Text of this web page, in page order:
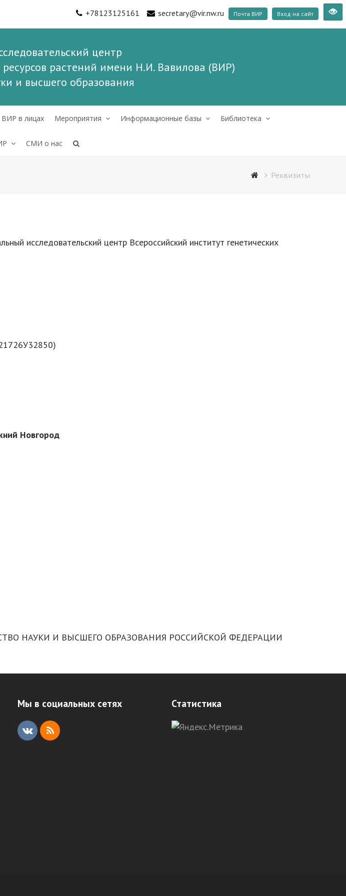
+78123125161 secretary@vir.nw.ru Почта ВИР Вход на сайт
центр
ресурсов растений имени Н.И. Вавилова (ВИР)
и высшего образования
ВИР в лицах Мероприятия Информационные базы Библиотека
СМИ о нас
Реквизиты
исследовательский центр Всероссийский институт генетических
Новгород
НАУКИ И ВЫСШЕГО ОБРАЗОВАНИЯ РОССИЙСКОЙ ФЕДЕРАЦИИ
Мы в социальных сетях
V
R
Статистика